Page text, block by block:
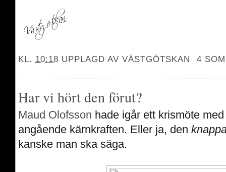
KL. 10:18 UPPLAGD AVVÄSTGÖTSKAN 4
Har vi hört den förut?
Maud Olofsson hade igår ett krismöte
angående kärnkraften. Eller ja, den
kanske man ska säga.